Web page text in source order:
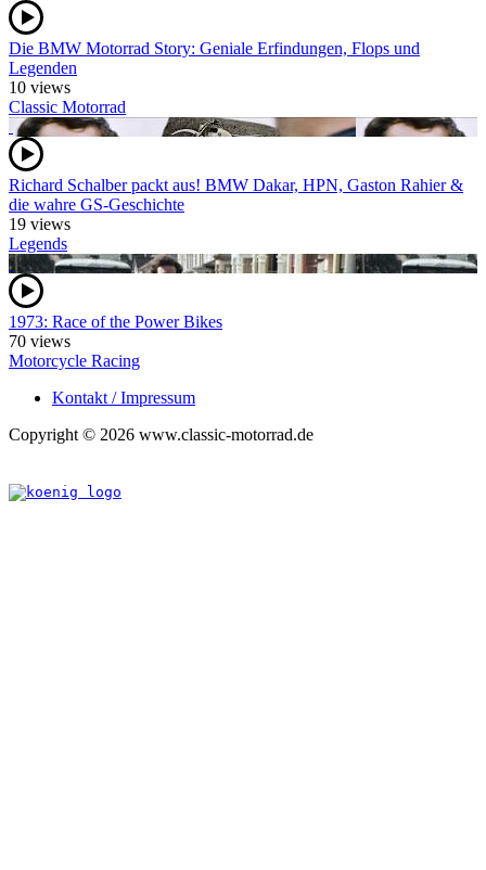
Die BMW Motorrad Story: Geniale Erfindungen, Flops und
Legenden
10 views
Classic Motorrad
Richard Schalber packt aus! BMW Dakar, HPN, Gaston Rahier &
die wahre GS-Geschichte
19 views
Legends
1973: Race of the Power Bikes
70 views
Motorcycle Racing
Kontakt / Impressum
Copyright © 2026 www.classic-motorrad.de